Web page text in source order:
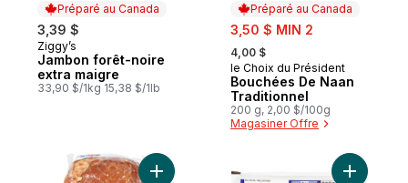
Préparé au Canada
3,39 $
Préparé au Canada
Ziggy’s
Jambon forêt-noire
extra maigre
33,90 $/1kg 15,38 $/1lb
Préparé au Canada
sale:
3,50 $ MIN 2
, formerly:
4,00 $
Préparé au Canada
le Choix du Président
Bouchées De Naan
Traditionnel
200 g, 2,00 $/100g
Magasiner Offre
Ajouter Jambon traditionnel Foret-Noire
Ajouter